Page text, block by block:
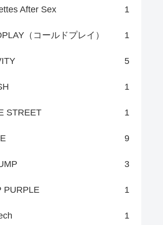
After Sex 1
（コールドプレイ） 1
5
1
STREET 1
9
3
PURPLE 1
1